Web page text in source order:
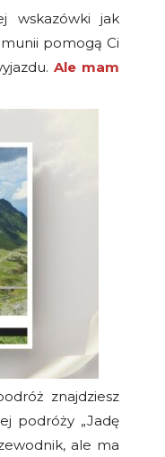
wskazówki jak
pomogą Ci
Ale mam
znajdziesz
podróży „Jadę
ale ma